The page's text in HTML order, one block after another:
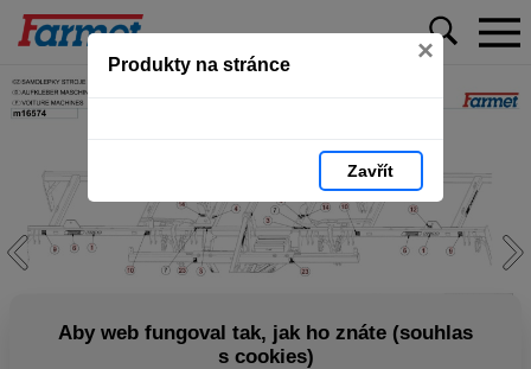
Produkty na stránce ×
Zavřít
Aby web fungoval tak, jak ho znáte (souhlas
s cookies)